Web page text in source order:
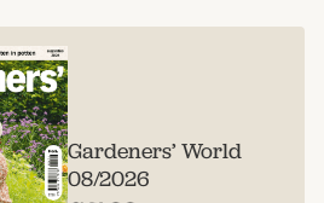
Gardeners’ World
08/2026